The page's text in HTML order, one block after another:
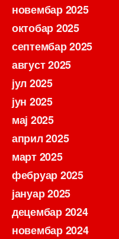
новембар 2025
октобар 2025
септембар 2025
август 2025
јул 2025
јун 2025
мај 2025
април 2025
март 2025
фебруар 2025
јануар 2025
децембар 2024
новембар 2024